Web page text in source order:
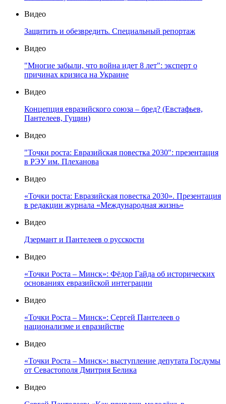
Видео
Защитить и обезвредить. Специальный репортаж
Видео
"Многие забыли, что война идет 8 лет": эксперт о
причинах кризиса на Украине
Видео
Концепция евразийского союза – бред? (Евстафьев,
Пантелеев, Гущин)
Видео
"Точки роста: Евразийская повестка 2030": презентация
в РЭУ им. Плеханова
Видео
«Точки роста: Евразийская повестка 2030». Презентация
в редакции журнала «Международная жизнь»
Видео
Дзермант и Пантелеев о русскости
Видео
«Точки Роста – Минск»: Фёдор Гайда об исторических
основаниях евразийской интеграции
Видео
«Точки Роста – Минск»: Сергей Пантелеев о
национализме и евразийстве
Видео
«Точки Роста – Минск»: выступление депутата Госдумы
от Севастополя Дмитрия Белика
Видео